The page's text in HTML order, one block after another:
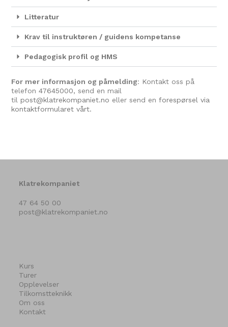
Litteratur
Krav til instruktøren / guidens kompetanse
Pedagogisk profil og HMS
For mer informasjon og påmelding: Kontakt oss på
telefon47645000, send en mail
til post@klatrekompaniet.no eller send enforespørsel via
kontaktformularet vårt.
Klatrekompaniet
47 64 50 00
post@klatrekompaniet.no
Kurs
Turer
Opplevelser
Tilkomstteknikk
Om oss
Kontakt